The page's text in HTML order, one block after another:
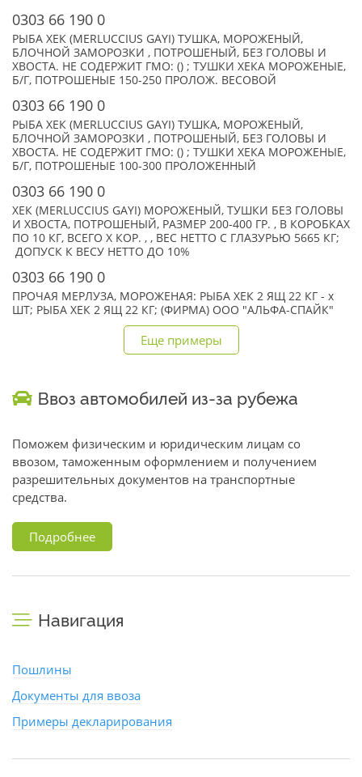
0303 66 190 0
РЫБА ХЕК (MERLUCCIUS GAYI) ТУШКА, МОРОЖЕНЫЙ,
БЛОЧНОЙ ЗАМОРОЗКИ , ПОТРОШЕНЫЙ, БЕЗ ГОЛОВЫ И
ХВОСТА. НЕ СОДЕРЖИТ ГМО: () ; ТУШКИ ХЕКА МОРОЖЕНЫЕ,
Б/Г, ПОТРОШЕНЫЕ 150-250 ПРОЛОЖ. ВЕСОВОЙ
0303 66 190 0
РЫБА ХЕК (MERLUCCIUS GAYI) ТУШКА, МОРОЖЕНЫЙ,
БЛОЧНОЙ ЗАМОРОЗКИ , ПОТРОШЕНЫЙ, БЕЗ ГОЛОВЫ И
ХВОСТА. НЕ СОДЕРЖИТ ГМО: () ; ТУШКИ ХЕКА МОРОЖЕНЫЕ,
Б/Г, ПОТРОШЕНЫЕ 100-300 ПРОЛОЖЕННЫЙ
0303 66 190 0
ХЕК (MERLUCCIUS GAYI) МОРОЖЕНЫЙ, ТУШКИ БЕЗ ГОЛОВЫ
И ХВОСТА, ПОТРОШЕНЫЙ, РАЗМЕР 200-400 ГР. , В КОРОБКАХ
ПО 10 КГ, ВСЕГО X КОР. , , ВЕС НЕТТО С ГЛАЗУРЬЮ 5665 КГ;
ДОПУСК К ВЕСУ НЕТТО ДО 10%
0303 66 190 0
ПРОЧАЯ МЕРЛУЗА, МОРОЖЕНАЯ: РЫБА ХЕК 2 ЯЩ 22 КГ - x
ШТ; РЫБА ХЕК 2 ЯЩ 22 КГ; (ФИРМА) ООО "АЛЬФА-СПАЙК"
Еще примеры
Ввоз автомобилей из-за рубежа
Поможем физическим и юридическим лицам со
ввозом, таможенным оформлением и получением
разрешительных документов на транспортные
средства.
Подробнее
Навигация
Пошлины
Документы для ввоза
Примеры декларирования